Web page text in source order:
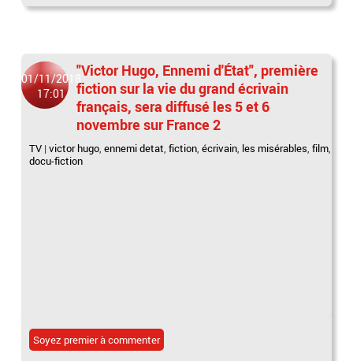
01/11/2018
17:01
"Victor Hugo, Ennemi d'État", première
fiction sur la vie du grand écrivain
français, sera diffusé les 5 et 6
novembre sur France 2
TV |victor hugo,ennemi detat,fiction,écrivain, les misérables,film,
docu-fiction
Soyez premier à commenter